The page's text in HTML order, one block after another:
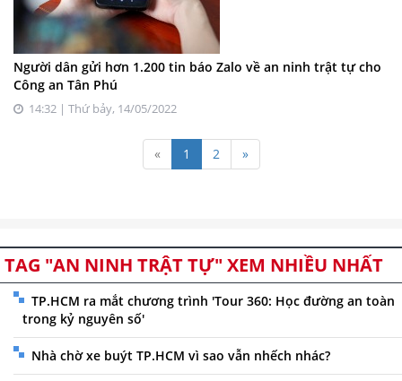
Người dân gửi hơn 1.200 tin báo Zalo về an ninh trật tự cho
Công an Tân Phú
14:32 | Thứ bảy, 14/05/2022
« 1 2 »
TAG "AN NINH TRẬT TỰ" XEM NHIỀU NHẤT
TP.HCM ra mắt chương trình 'Tour 360: Học đường an toàn
trong kỷ nguyên số'
Nhà chờ xe buýt TP.HCM vì sao vẫn nhếch nhác?